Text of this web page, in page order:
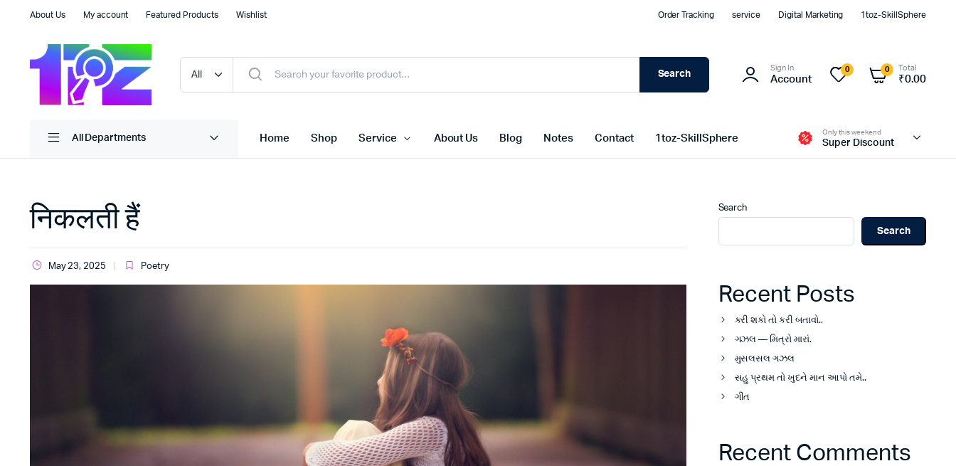
About Us My account Featured Products Wishlist Order Tracking service Digital Marketing 1toz-SkillSphere
Search
Sign In
Account
0 0 Total
₹0.00
All Departments Home Shop Service About Us Blog Notes Contact 1toz-SkillSphere
Only this weekend
Super Discount
निकलती हैं
May 23, 2025 Poetry
Search
Search
Recent Posts
કરી શકો તો કરી બતાવો..
ગઝલ — મિત્રો મારાં.
મુસલસલ ગઝલ
સહુ પ્રથમ તો ખુદને માન આપો તમે..
ગીત
Recent Comments